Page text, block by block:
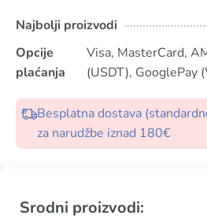
Najbolji proizvodi
Opcije
plaćanja
Visa, MasterCard,
(USDT), GooglePay
Besplatna dostava
za narudžbe iznad 180€
Srodni proizvodi: